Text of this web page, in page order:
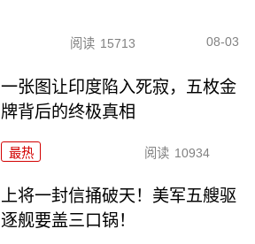
阅读 15713 08-03
一张图让印度陷入死寂，五枚金
牌背后的终极真相
最热 阅读 10934
上将一封信捅破天！美军五艘驱
逐舰要盖三口锅！